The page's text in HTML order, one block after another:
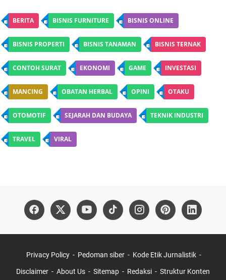
BERITA BISNIS FURNITURE BISNIS ONLINE
BISNIS PROPERTI BISNIS TANAMAN BISNIS TERNAK
CONTOH SURAT EKONOMI GAME INVESTASI
MANCING OBATAN HERBAL OPINI OTAKU
OTOMOTIF SEJARAH DAN BUDAYA TEKNIK INDUSTRI
TRAVEL VIRAL
Privacy Policy Pedoman siber Kode Etik Jurnalistik
Disclaimer About Us Sitemap Redaksi Struktur Konten